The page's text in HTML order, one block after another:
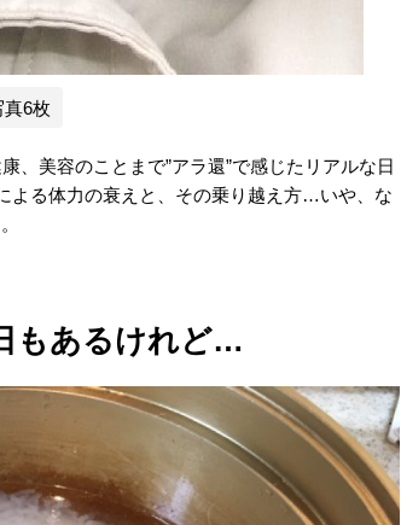
真6枚
、美容のことまで”アラ還”で感じたリアルな日
よる体力の衰えと、その乗り越え方…いや、な
もあるけれど…